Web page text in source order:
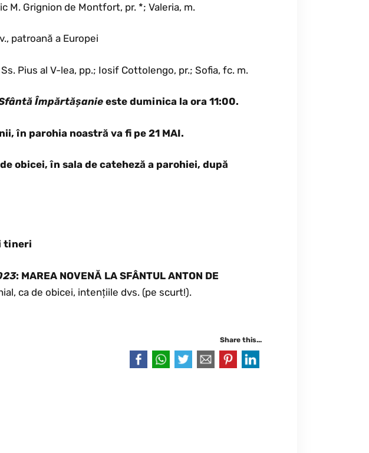
M. Grignion de Montfort, pr. *; Valeria, m.
patroană a Europei
Ss. Pius al V-lea, pp.; Iosif Cottolengo, pr.; Sofia, fc. m.
Împărtășanieeste duminica la ora 11:00.
în parohia noastră va fi pe 21 MAI.
obicei, în sala de cateheză a parohiei, după
tineri
: MAREA NOVENĂ LA SFÂNTUL ANTON DE
ca de obicei, intențiile dvs. (pe scurt!).
Share this...